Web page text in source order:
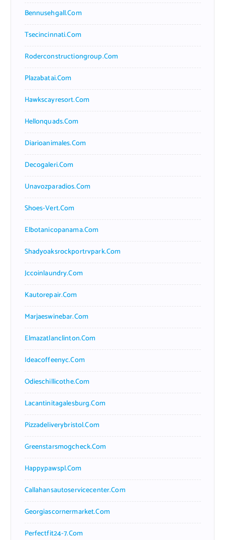
Bennusehgall.com
Tsecincinnati.com
Roderconstructiongroup.com
Plazabatai.com
Hawkscayresort.com
Hellonquads.com
Diarioanimales.com
Decogaleri.com
Unavozparadios.com
Shoes-Vert.com
Elbotanicopanama.com
Shadyoaksrockportrvpark.com
Jccoinlaundry.com
Kautorepair.com
Marjaeswinebar.com
Elmazatlanclinton.com
Ideacoffeenyc.com
Odieschillicothe.com
Lacantinitagalesburg.com
Pizzadeliverybristol.com
Greenstarsmogcheck.com
Happypawspl.com
Callahansautoservicecenter.com
Georgiascornermarket.com
Perfectfit24-7.com